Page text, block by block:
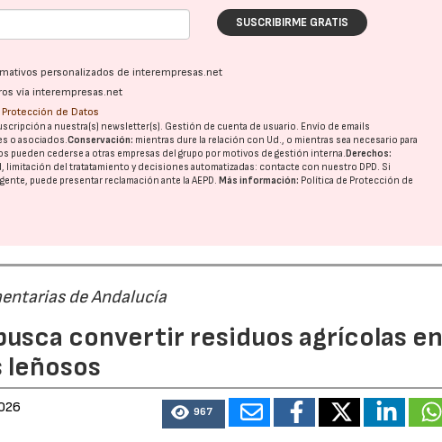
SUSCRIBIRME GRATIS
personalizados de interempresas.net
vía interempresas.net
de Datos
a nuestra(s) newsletter(s). Gestión de cuenta de usuario. Envío de emails
o asociados.Conservación: mientras dure la relación con Ud., o mientras sea necesario para
pueden cederse a otras empresas del grupo por motivos de gestión interna. Derechos:
del tratatamiento y decisiones automatizadas: contacte con nuestro DPD. Si
puede presentar reclamación ante laAEPD. Más información: Política de Protección de
de Andalucía
convertir residuos agrícolas en
leñosos
967